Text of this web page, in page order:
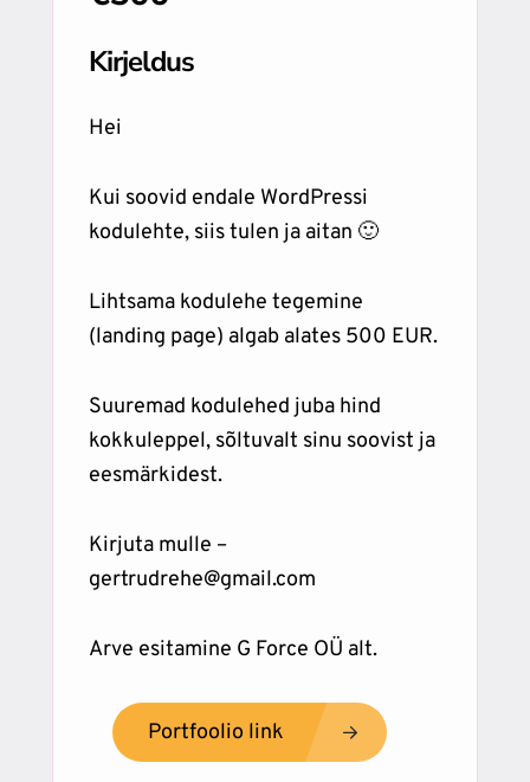
Kirjeldus
Hei
Kui soovid endale WordPressi
kodulehte, siis tulen ja aitan 🙂
Lihtsama kodulehe tegemine
(landing page) algab alates 500 EUR.
Suuremad kodulehed juba hind
kokkuleppel, sõltuvalt sinu soovist ja
eesmärkidest.
Kirjuta mulle –
gertrudrehe@gmail.com
Arve esitamine G Force OÜ alt.
Portfoolio link